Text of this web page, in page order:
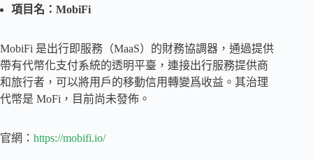
項目名：MobiFi
MobiFi 是出行即服務（MaaS）的財務協調器，通過提供
帶有代幣化支付系統的透明平臺，連接出行服務提供商
和旅行者，可以將用戶的移動信用轉變爲收益。其治理
代幣是 MoFi，目前尚未發佈。
官網： https://mobifi.io/